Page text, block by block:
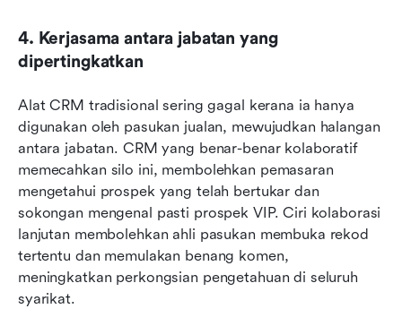
4. Kerjasama antara jabatan yang
dipertingkatkan
Alat CRM tradisional sering gagal kerana ia hanya
digunakan oleh pasukan jualan, mewujudkan halangan
antara jabatan. CRM yang benar-benar kolaboratif
memecahkan silo ini, membolehkan pemasaran
mengetahui prospek yang telah bertukar dan
sokongan mengenal pasti prospek VIP. Ciri kolaborasi
lanjutan membolehkan ahli pasukan membuka rekod
tertentu dan memulakan benang komen,
meningkatkan perkongsian pengetahuan di seluruh
syarikat.